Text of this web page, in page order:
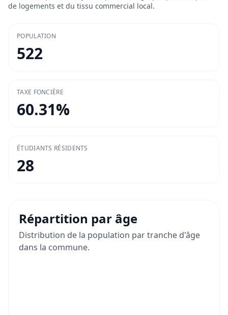
de logements et du tissu commercial local.
POPULATION
522
TAXE FONCIÈRE
60.31%
ÉTUDIANTS RÉSIDENTS
28
Répartition par âge
Distribution de la population par tranche d'âge
dans la commune.